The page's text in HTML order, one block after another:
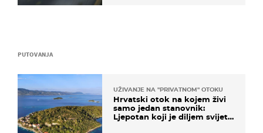
PUTOVANJA
UŽIVANJE NA "PRIVATNOM" OTOKU
Hrvatski otok na kojem živi
samo jedan stanovnik:
Ljepotan koji je diljem svijeta